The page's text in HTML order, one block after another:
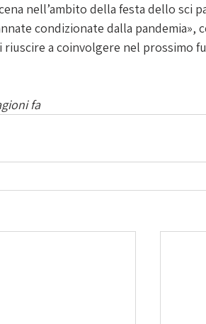
nell’ambito della festa dello sci
condizionate dalla pandemia»,
a coinvolgere nel prossimo
fa